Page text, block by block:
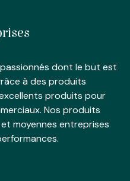
dont le but est
à des produits
produits pour
Nos produits
moyennes entreprises